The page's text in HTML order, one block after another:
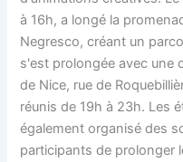
à 16h, a longé la
Negresco, créant un
s'est prolongée avec une
de Nice, rue de
réunis de 19h à 23h. Les
également organisé des
participants de prolonger